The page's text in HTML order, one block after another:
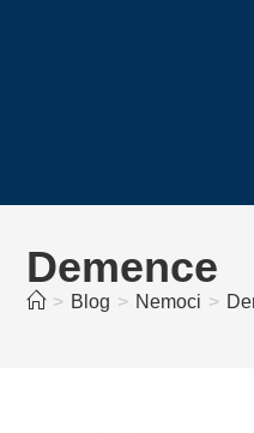
Demence
> Blog > Nemoci >